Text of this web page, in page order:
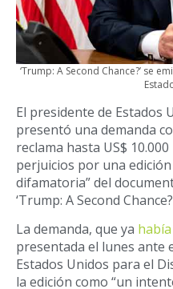
‘Trump: A Second Chance?’ se
El presidente de Estados
presentó una demanda
reclama hasta US$
perjuicios por una
difamatoria” del
‘Trump: A Second
La demanda, que ya
presentada el lunes ante
Estados Unidos para el
la edición como “un